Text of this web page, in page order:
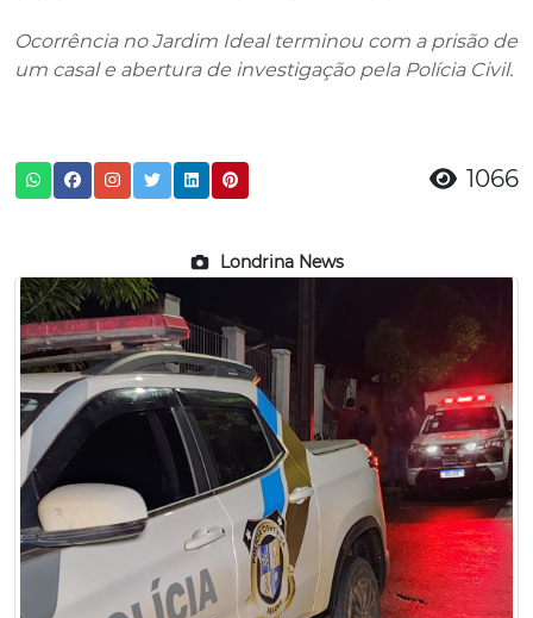
Ocorrência no Jardim Ideal terminou com a prisão de
um casal e abertura de investigação pela Polícia Civil.
1066
Londrina News